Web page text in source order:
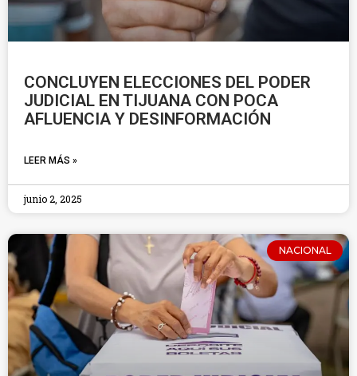
CONCLUYEN ELECCIONES DEL PODER
JUDICIAL EN TIJUANA CON POCA
AFLUENCIA Y DESINFORMACIÓN
LEER MÁS »
junio 2, 2025
NACIONAL